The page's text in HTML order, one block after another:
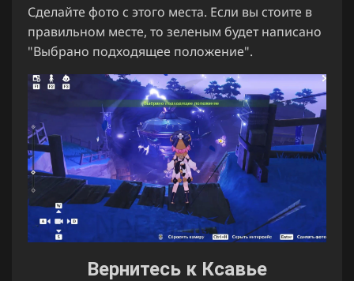
Сделайте фото с этого места. Если вы стоите в
правильном месте, то зеленым будет написано
"Выбрано подходящее положение".
Вернитесь к Ксавье